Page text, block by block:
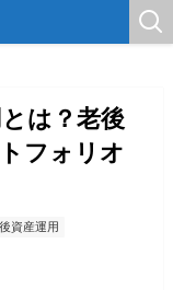
は？老後
フォリオ
資産運用